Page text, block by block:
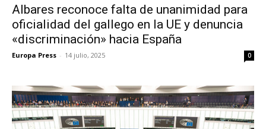
Albares reconoce falta de unanimidad para
oficialidad del gallego en la UE y denuncia
«discriminación» hacia España
Europa Press - 14 julio, 2025 0